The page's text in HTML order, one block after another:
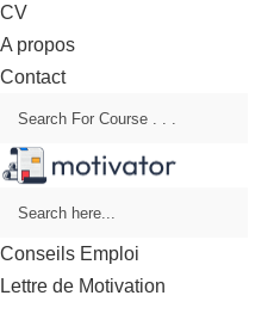
CV
A propos
Contact
Conseils Emploi
Lettre de Motivation